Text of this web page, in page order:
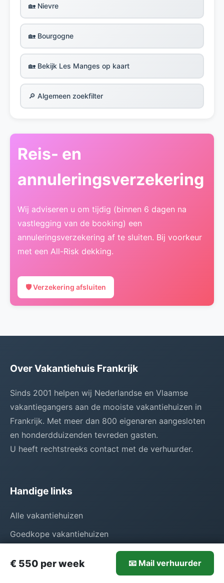
🏡 Nievre
🏡 Bourgogne
🏡 Bekijk Les Manges op kaart
🔎 Algemeen zoekfilter
Reis- en
annuleringsverzekering
Wij adviseren u om tijdig (binnen 6 dagen na
vastlegging van de booking) een
annuleringsverzekering af te sluiten. Bij voorkeur
met een All-Risk dekking.
🛡️ Verzekering afsluiten
Over Vakantiehuis Frankrijk
Sinds 2001 helpen wij Nederlandse en Vlaamse
vakantiegangers aan de mooiste vakantiehuizen in
Frankrijk. Met meer dan 800 eigenaren aangesloten
en honderdduizenden tevreden gasten.
U heeft rechtstreeks contact met de verhuurder.
Handige links
Alle vakantiehuizen
Goedkope vakantiehuizen
Disclaimer
550-€550/week Mail verhuurder
€ 550 per week 📧 Mail verhuurder